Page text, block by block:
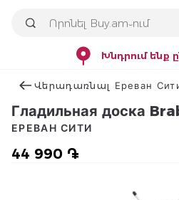
Խնդրում ենք
Վերադառնալ Ереван
Гладильная доска
44 990 ֏
ЕРЕВАН СИТИ